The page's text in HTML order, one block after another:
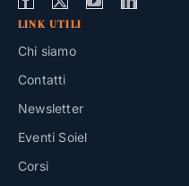
LINK UTILI
Chi siamo
Contatti
Newsletter
Eventi Soiel
Corsi